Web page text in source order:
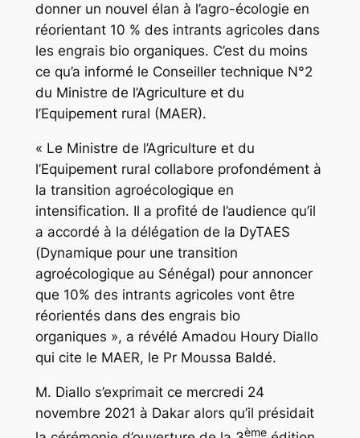
donner un nouvel élan à l’agro-écologie en
réorientant 10 % des intrants agricoles dans
les engrais bio organiques. C’est du moins
ce qu’a informé le Conseiller technique N°2
du Ministre de l’Agriculture et du
l’Equipement rural (MAER).
« Le Ministre de l’Agriculture et du
l’Equipement rural collabore profondément à
la transition agroécologique en
intensification. Il a profité de l’audience qu’il
a accordé à la délégation de la DyTAES
(Dynamique pour une transition
agroécologique au Sénégal) pour annoncer
que 10% des intrants agricoles vont être
réorientés dans des engrais bio
organiques », a révélé Amadou Houry Diallo
qui cite le MAER, le Pr Moussa Baldé.
M. Diallo s’exprimait ce mercredi 24
novembre 2021 à Dakar alors qu’il présidait
ème